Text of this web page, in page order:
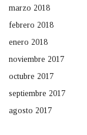
marzo 2018
febrero 2018
enero 2018
noviembre 2017
octubre 2017
septiembre 2017
agosto 2017